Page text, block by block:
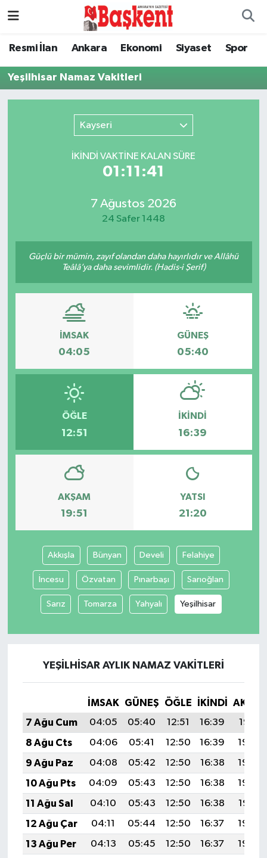
Resmi İlan Ankara Ekonomi Siyaset Spor
Yeşilhisar Namaz Vakitleri
Kayseri
İKINDI VAKTİNE KALAN SÜRE
01:11:41
7 Ağustos 2026
24 Safer 1448
Güçlü bir mümin, zayıf olandan daha hayırlıdır ve Allâhü
Teâlâ’ya daha sevimlidir. (Hadis-i Şerif)
İMSAK
04:05
GÜNEŞ
05:40
ÖĞLE
12:51
İKINDI
16:39
AKŞAM
19:51
YATSI
21:20
Akkışla Bünyan Develi Felahiye
İncesu Özvatan Pınarbaşı Sarıoğlan
Sarız Tomarza Yahyalı Yeşilhisar
YEŞILHISAR AYLIK NAMAZ VAKITLERI
İMSAK GÜNEŞ ÖĞLE İKINDI
7 Ağu Cum
04:05 05:40 12:51 16:39
19:51
8 Ağu Cts
04:06 05:41 12:50 16:39
19:50
9 Ağu Paz
04:08 05:42 12:50 16:38
19:49
10 Ağu Pts
04:09 05:43 12:50 16:38
19:48
11 Ağu Sal
04:10 05:43 12:50 16:38
19:47
12 Ağu Çar
04:11 05:44 12:50 16:37
19:45
13 Ağu Per
04:13 05:45 12:50 16:37
19:44
Ankara
Asayiş
Gündem
Kültür-Sanat
Magazin
Resmi İlan
Siyaset
Teknoloji
Yaşam
Nöbetçi Eczaneler
Hava Durumu
Trafik Durumu
Süper Lig Puan Durumu ve Fikstür
Tüm Manşetler
Haber Arşivi